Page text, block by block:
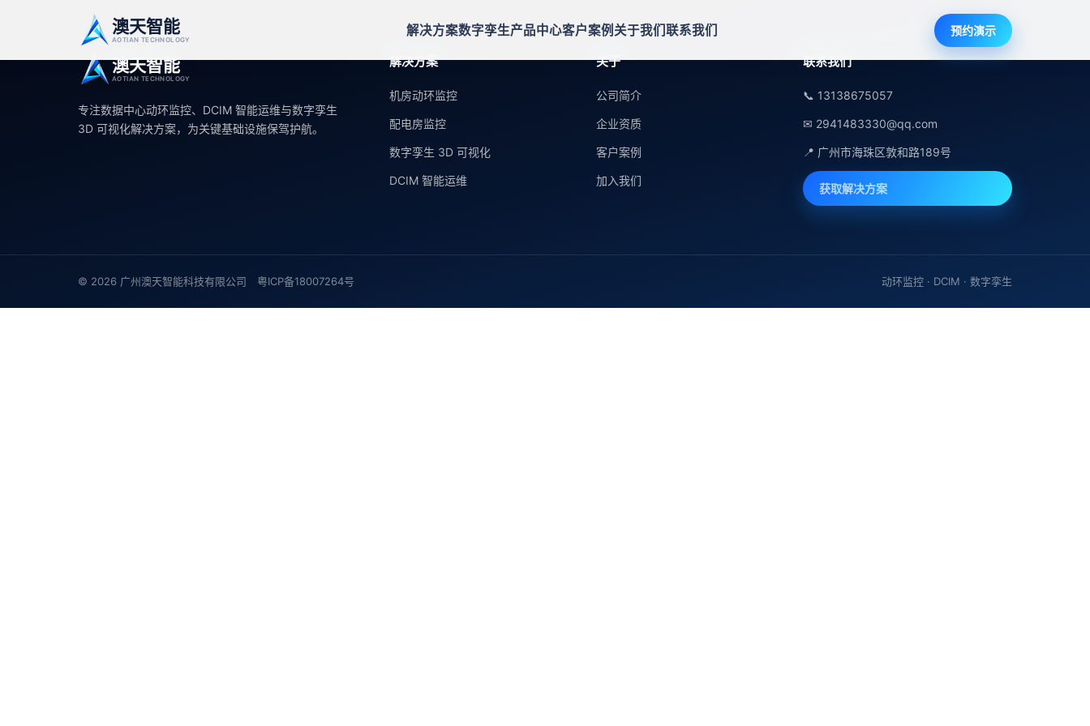
澳天智能
AOTIAN TECHNOLOGY
解决方案数字孪生产品中心客户案例 关于我们联系我们 预约演示
澳天智能
AOTIAN TECHNOLOGY
专注数据中心动环监控、DCIM 智能运维与数字孪生
3D 可视化解决方案，为关键基础设施保驾护航。
解决方案
机房动环监控
配电房监控
数字孪生 3D 可视化
DCIM 智能运维
关于
公司简介
企业资质
客户案例
加入我们
联系我们
📞 13138675057
✉ 2941483330@qq.com
📍 广州市海珠区敦和路189号
获取解决方案
© 2026 广州澳天智能科技有限公司 粤ICP备18007264号 动环监控 · DCIM · 数字孪生